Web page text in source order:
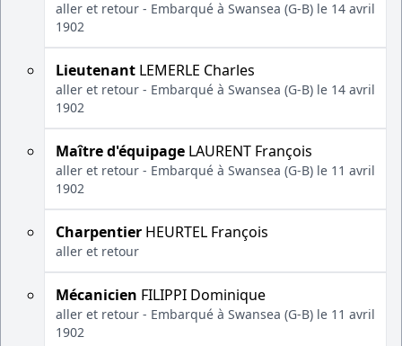
aller et retour - Embarqué à Swansea (G-B) le 14 avril
1902
Lieutenant LEMERLE Charles
aller et retour - Embarqué à Swansea (G-B) le 14 avril
1902
Maître d'équipage LAURENT François
aller et retour - Embarqué à Swansea (G-B) le 11 avril
1902
Charpentier HEURTEL François
aller et retour
Mécanicien FILIPPI Dominique
aller et retour - Embarqué à Swansea (G-B) le 11 avril
1902